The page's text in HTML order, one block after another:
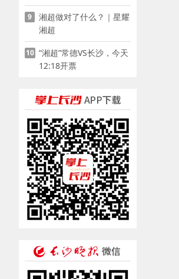
奖典礼并领奖
9
湘超做对了什么？｜星耀
湘超
10 “湘超”常德VS长沙，今天
12:18开票